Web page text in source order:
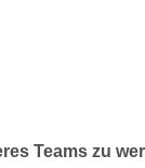
Teams zu